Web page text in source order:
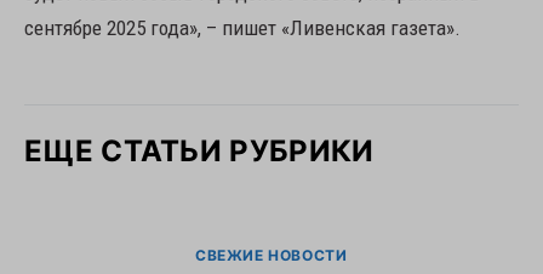
сентябре 2025 года», – пишет «Ливенская газета».
ЕЩЕ СТАТЬИ РУБРИКИ
СВЕЖИЕ НОВОСТИ